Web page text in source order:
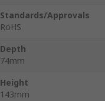
Standards/Approvals
RoHS
Depth
74mm
Height
143mm